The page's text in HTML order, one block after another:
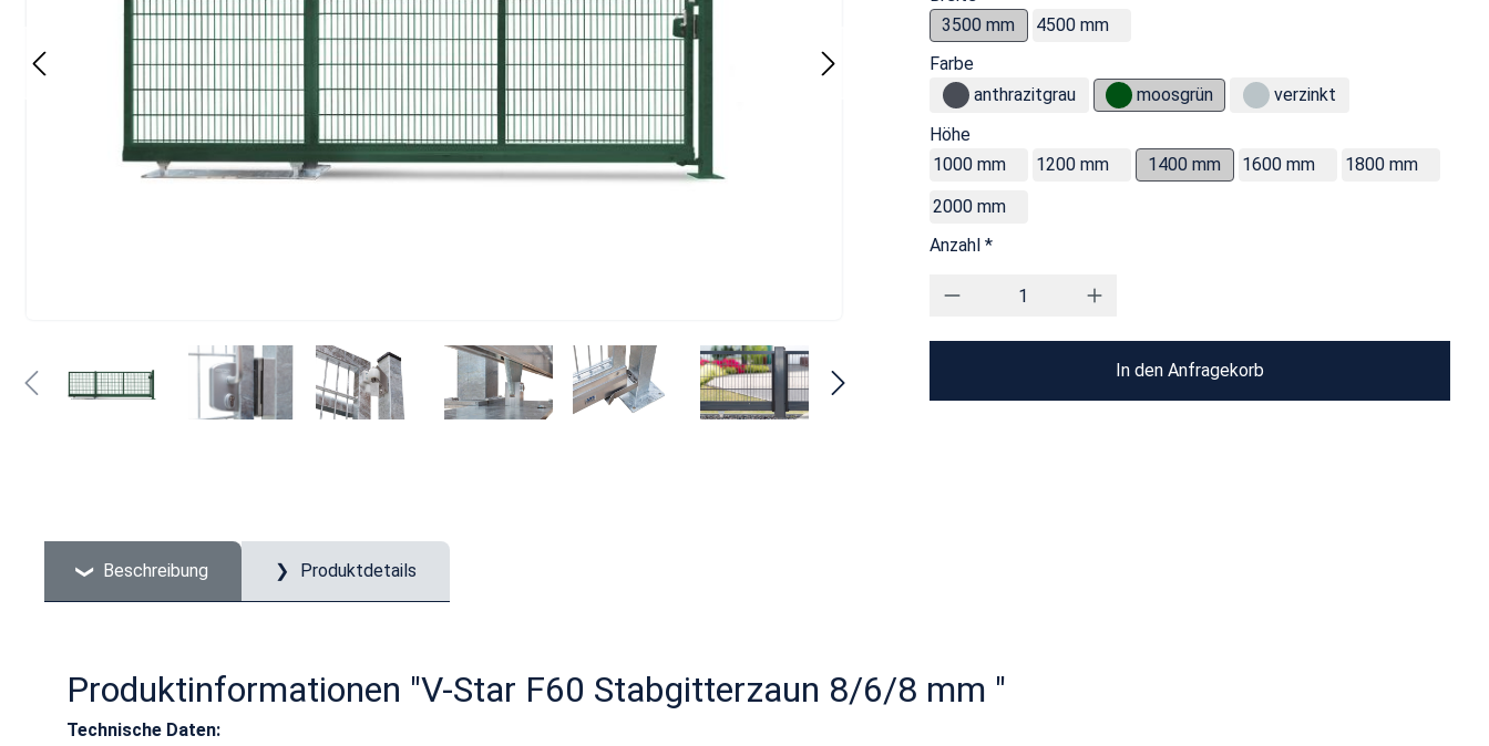
3500 mm
4500 mm
Farbe
anthrazitgrau
moosgrün
verzinkt
Höhe
1000 mm
1200 mm 1400 mm 1600 mm
1800 mm
2000 mm
Anzahl *
In den Anfragekorb
Beschreibung Produktdetails
Produktinformationen "V-Star F60 Stabgitterzaun 8/6/8 mm "
Technische Daten: